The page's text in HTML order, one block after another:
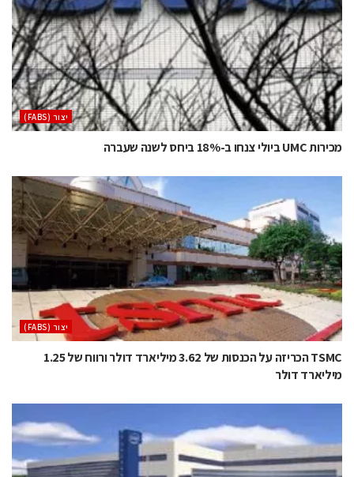
‫יצור (‪(FABS‬‬
מכירות UMC ביולי צנחו ב-18% ביחס לשנה שעברה
‫יצור (‪(FABS‬‬
TSMC הכריזה על הכנסות של 3.62 מיליארד דולר ורווח של 1.25
מיליארד דולר